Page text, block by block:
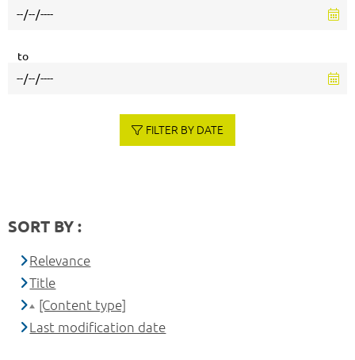
to
FILTER BY DATE
SORT BY :
Relevance
Title
[Content type]
Last modification date